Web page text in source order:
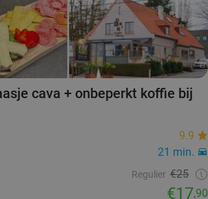
cava + onbeperkt koffie bij
9.9
21 min.
Regulier €25
€17,90